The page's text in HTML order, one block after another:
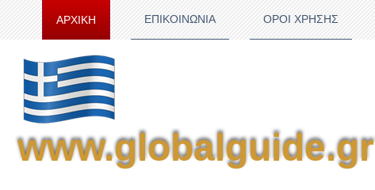
ΑΡΧΙΚΗ ΕΠΙΚΟΙΝΩΝΙΑ ΟΡΟΙ ΧΡΗΣΗΣ
www.globalguide.gr